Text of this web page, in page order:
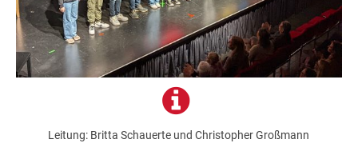
Leitung: Britta Schauerte und Christopher Großmann